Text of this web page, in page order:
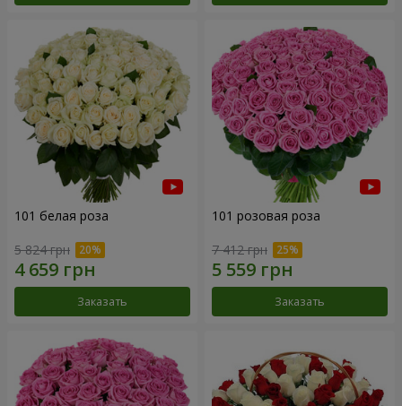
101 белая роза
5 824 грн
Заказать
101 розовая роза
7 412 грн
Заказать